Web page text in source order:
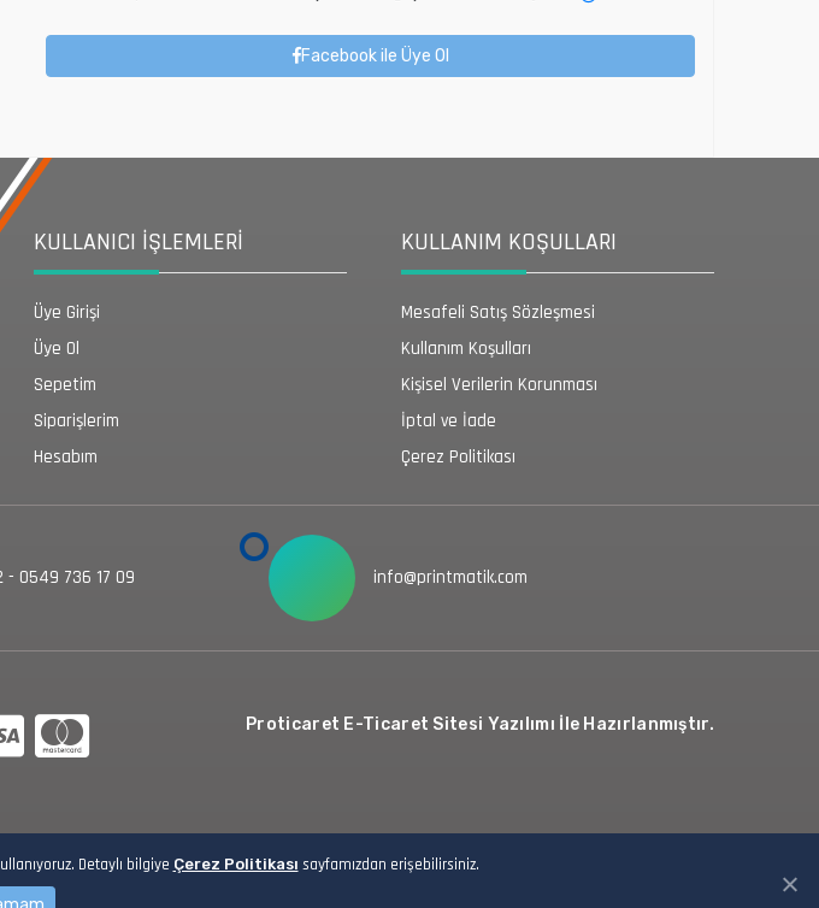
Facebook ile Üye Ol
Detaylı bilgiye Çerez Politikası sayfamızdan erişebilirsiniz.
KULLANICI İŞLEMLERİ
Üye Girişi
Üye Ol
Sepetim
Siparişlerim
Hesabım
KULLANIM KOŞULLARI
Mesafeli Satış Sözleşmesi
Kullanım Koşulları
Kişisel Verilerin Korunması
İptal ve İade
Çerez Politikası
- 0549 736 17 09 info@printmatik.com
Proticaret E-Ticaret Sitesi Yazılımı İle Hazırlanmıştır.